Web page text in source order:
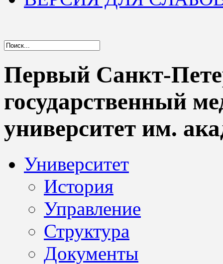
Первый Санкт-
государственный
университет им.
Университет
История
Управление
Структура
Документы